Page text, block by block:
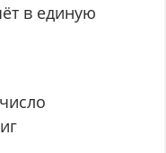
в единую